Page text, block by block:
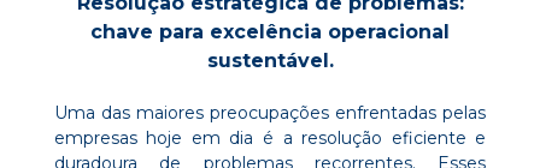
chave para excelência operacional
sustentável.
Uma das maiores preocupações enfrentadas pelas
empresas hoje em dia é a resolução eficiente e
duradoura de problemas recorrentes. Esses